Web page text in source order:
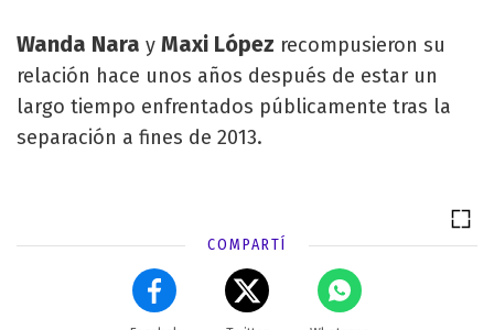
Wanda Nara y Maxi López recompusieron su
relación hace unos años después de estar un
largo tiempo enfrentados públicamente tras la
separación a fines de 2013.
COMPARTÍ